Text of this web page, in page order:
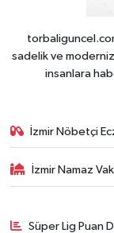
sadelik ve
insanlara
İzmir Nöbetçi
İzmir Namaz
Süper Lig Puan